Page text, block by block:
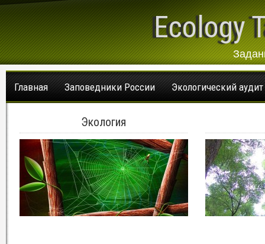
Ecology
Главная Заповедники России Экологический аудит
Экология